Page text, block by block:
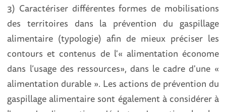
3) Caractériser différentes formes de mobilisations
des territoires dans la prévention du gaspillage
alimentaire (typologie) afin de mieux préciser les
contours et contenus de l'« alimentation économe
dans l’usage des ressources», dans le cadre d'une «
alimentation durable ». Les actions de prévention du
gaspillage alimentaire sont également à considérer à